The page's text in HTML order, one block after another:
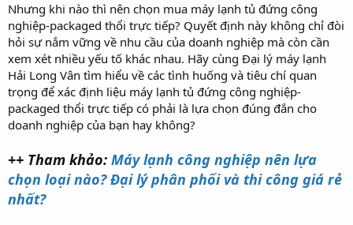
Nhưng khi nào thì nên chọn mua máy lạnh tủ đứng công
nghiệp-packaged thổi trực tiếp? Quyết định này không chỉ đòi
hỏi sự nắm vững về nhu cầu của doanh nghiệp mà còn cần
xem xét nhiều yếu tố khác nhau. Hãy cùng Đại lý máy lạnh
Hải Long Vân tìm hiểu về các tình huống và tiêu chí quan
trọng để xác định liệu máy lạnh tủ đứng công nghiệp-
packaged thổi trực tiếp có phải là lựa chọn đúng đắn cho
doanh nghiệp của bạn hay không?
++ Tham khảo: Máy lạnh công nghiệp nên lựa
chọn loại nào? Đại lý phân phối và thi công giá rẻ
nhất?